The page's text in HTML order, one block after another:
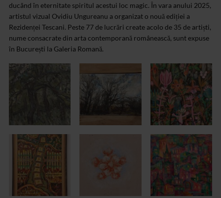
ducând în eternitate spiritul acestui loc magic. În vara anului 2025,
artistul vizual Ovidiu Ungureanu a organizat o nouă ediției a
Rezidenței Tescani. Peste 77 de lucrări create acolo de 35 de artiști,
nume consacrate din arta contemporană românească, sunt expuse
în București la Galeria Romană.